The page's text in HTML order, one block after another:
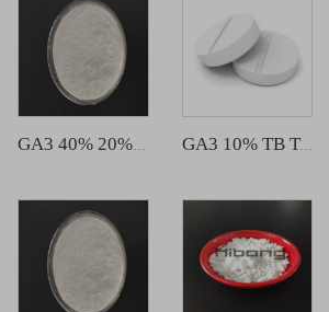
GA3 40% 20% 10% SP GA3 10% TB Tablet 10g